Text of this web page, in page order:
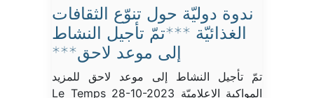
ندوة دوليّة حول تنوّع الثقافات
الغذائيّة ***تمّ تأجيل النشاط
إلى موعد لاحق***
تمّ تأجيل النشاط إلى موعد لاحق للمزيد
المواكبة الاعلاميّة Le Temps 28-10-2023